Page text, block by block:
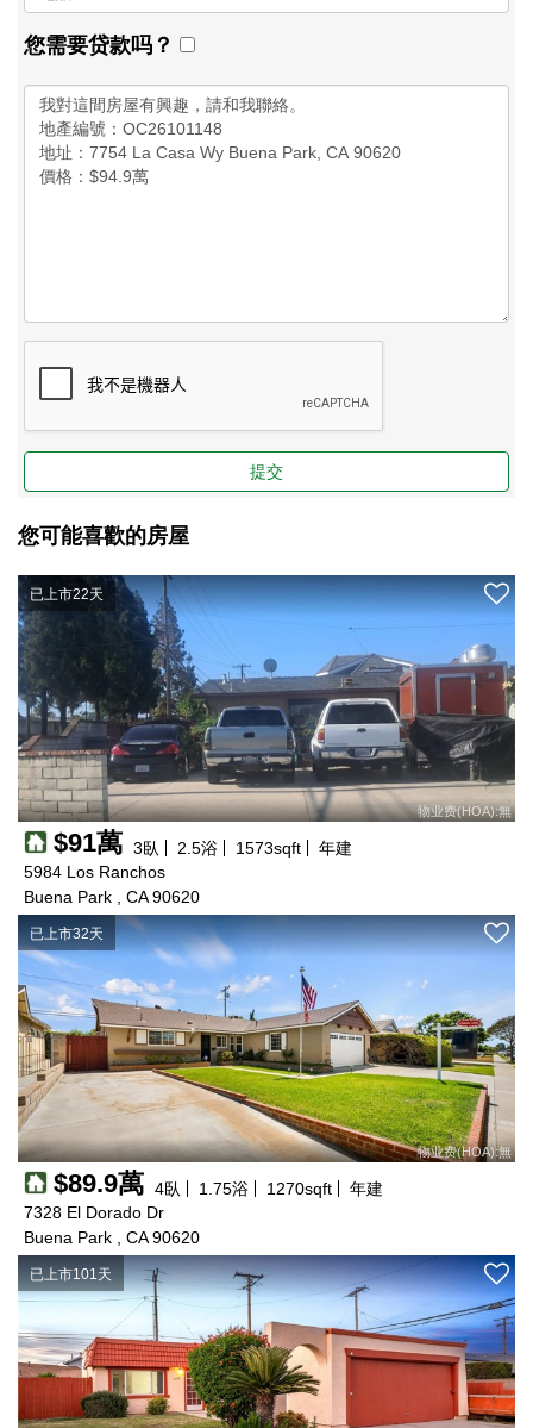
您需要贷款吗？
提交
您可能喜歡的房屋
已上市22天
物业费(HOA):無
$91萬 3臥 2.5浴 1573sqft
年建
5984 Los Ranchos
Buena Park , CA 90620
已上市32天
物业费(HOA):無
$89.9萬 4臥 1.75浴 1270sqft
年建
7328 El Dorado Dr
Buena Park , CA 90620
已上市101天